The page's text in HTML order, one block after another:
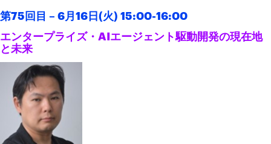
第75回目 – 6月16日(火) 15:00-16:00
エンタープライズ・ AIエージェント駆動開発の現在地
と未来